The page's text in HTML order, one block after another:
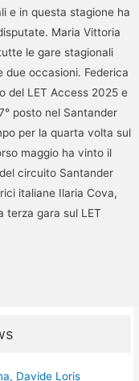
e in questa stagione ha
Maria Vittoria
le gare stagionali
due occasioni. Federica
del LET Access 2025 e
posto nel Santander
per la quarta volta sul
maggio ha vinto il
circuito Santander
italiane Ilaria Cova,
terza gara sul LET
Davide Loris